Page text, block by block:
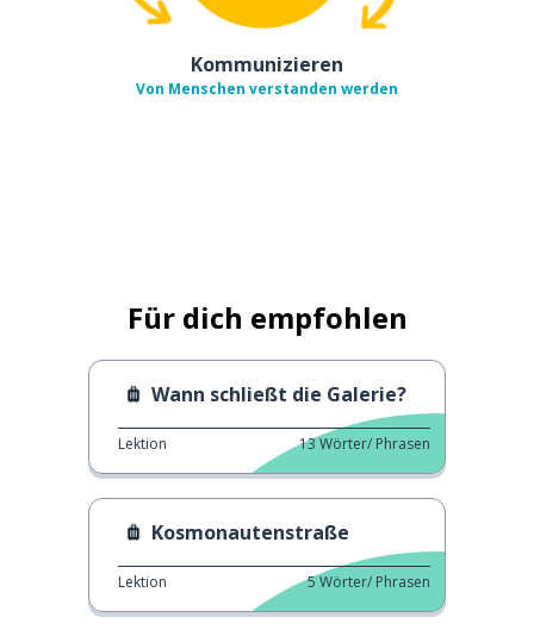
Kommunizieren
Von Menschen verstanden werden
Für dich empfohlen
Wann schließt die Galerie?
Lektion 13Wörter/ Phrasen
Kosmonautenstraße
Lektion 5Wörter/ Phrasen